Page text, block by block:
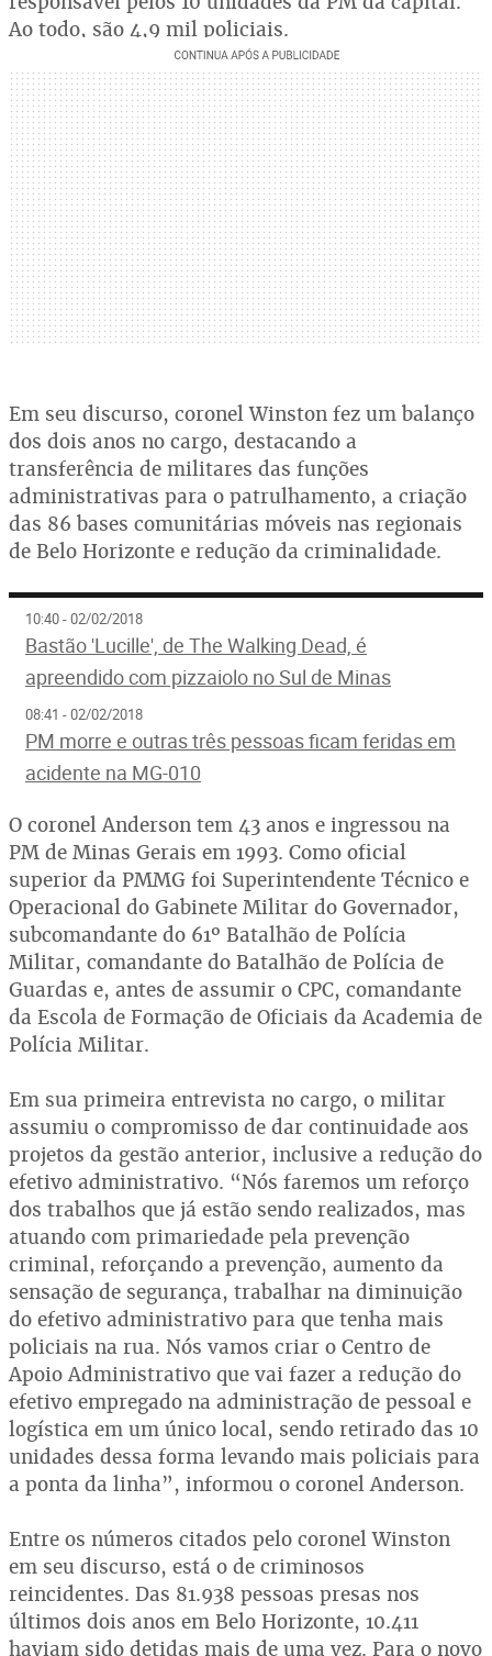
Ao todo, são 4,9 mil policiais.
Em seu discurso, coronel Winston fez um balanço
dos dois anos no cargo, destacando a
transferência de militares das funções
administrativas para o patrulhamento, a criação
das 86 bases comunitárias móveis nas regionais
de Belo Horizonte e redução da criminalidade.
10:40 - 02/02/2018
Bastão 'Lucille', de The Walking Dead, é
apreendido com pizzaiolo no Sul de Minas
08:41 - 02/02/2018
PM morre e outras três pessoas ficam feridas em
acidente na MG-010
O coronel Anderson tem 43 anos e ingressou na
PM de Minas Gerais em 1993. Como oficial
superior da PMMG foi Superintendente Técnico e
Operacional do Gabinete Militar do Governador,
subcomandante do 61º Batalhão de Polícia
Militar, comandante do Batalhão de Polícia de
Guardas e, antes de assumir o CPC, comandante
da Escola de Formação de Oficiais da Academia de
Polícia Militar.
Em sua primeira entrevista no cargo, o militar
assumiu o compromisso de dar continuidade aos
projetos da gestão anterior, inclusive a redução do
efetivo administrativo. “Nós faremos um reforço
dos trabalhos que já estão sendo realizados, mas
atuando com primariedade pela prevenção
criminal, reforçando a prevenção, aumento da
sensação de segurança, trabalhar na diminuição
do efetivo administrativo para que tenha mais
policiais na rua. Nós vamos criar o Centro de
Apoio Administrativo que vai fazer a redução do
efetivo empregado na administração de pessoal e
logística em um único local, sendo retirado das 10
unidades dessa forma levando mais policiais para
a ponta da linha”, informou o coronel Anderson.
Entre os números citados pelo coronel Winston
em seu discurso, está o de criminosos
reincidentes. Das 81.938 pessoas presas nos
últimos dois anos em Belo Horizonte, 10.411
haviam sido detidas mais de uma vez. Para o novo